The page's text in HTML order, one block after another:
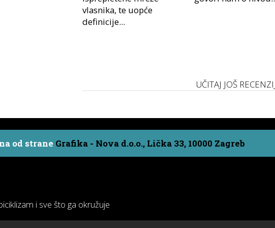
vlasnika, te uopće
definicije...
UČITAJ JOŠ
od strane Grafika - Nova d.o.o., Lička 33, 10000 Zagreb
i sve što ga okružuje